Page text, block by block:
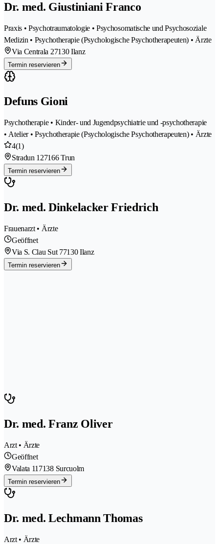
Dr. med. Giustiniani Franco
Praxis • Psychotraumatologie • Psychosomatische und Psychosoziale
Medizin • Psychotherapie (Psychologische Psychotherapeuten) • Ärzte
Via Centrala 27130 Ilanz
Termin reservieren
Defuns Gioni
Psychotherapie • Kinder- und Jugendpsychiatrie und -psychotherapie
• Atelier • Psychotherapie (Psychologische Psychotherapeuten) • Ärzte
4(1)
Stradun 127166 Trun
Termin reservieren
Dr. med. Dinkelacker Friedrich
Frauenarzt • Ärzte
Geöffnet
Via S. Clau Sut 77130 Ilanz
Termin reservieren
Dr. med. Franz Oliver
Arzt • Ärzte
Geöffnet
Valata 11 7138 Surcuolm
Termin reservieren
Dr. med. Lechmann Thomas
Arzt • Ärzte